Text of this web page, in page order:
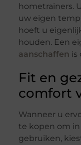
hometrainers.
uw eigen
hoeft u
houden. Een
aanschaffen is
Fit en
comfort
Wanneer u
te kopen om
gebruiken,